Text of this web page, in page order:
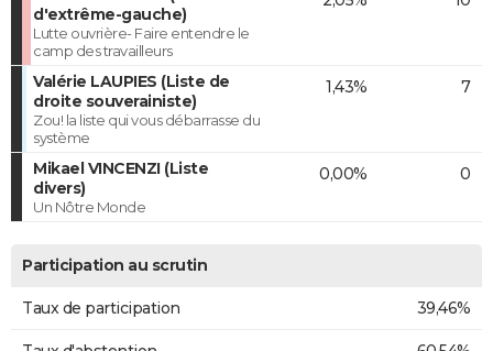
d'extrême-gauche)
Lutte ouvrière- Faire entendre le
camp des travailleurs
Valérie LAUPIES (Liste de
droite souverainiste)
Zou! la liste qui vous débarrasse du
système
1,43% 7
Mikael VINCENZI (Liste
divers)
Un Nôtre Monde
0,00% 0
Participation au scrutin
Taux de participation 39,46%